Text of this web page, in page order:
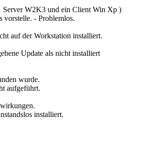
Server W2K3 und ein Client Win Xp )
vorstelle. - Problemlos.
auf der Workstation installiert.
Update als nicht installiert
wurde.
aufgeführt.
installiert.